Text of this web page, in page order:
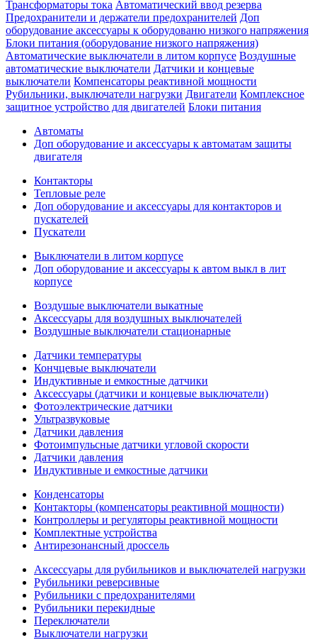
Трансформаторы тока Автоматический ввод резерва
Предохранители и держатели предохранителей Доп
оборудование аксессуары к оборудованю низкого напряжения
Блоки питания (оборудование низкого напряжения)
Автоматические выключатели в литом корпусе Воздушные
автоматические выключатели Датчики и концевые
выключатели Компенсаторы реактивной мощности
Рубильники, выключатели нагрузки Двигатели Комплексное
защитное устройство для двигателей Блоки питания
Автоматы
Доп оборудование и аксессуары к автоматам защиты
двигателя
Контакторы
Тепловые реле
Доп оборудование и аксессуары для контакторов и
пускателей
Пускатели
Выключатели в литом корпусе
Доп оборудование и аксессуары к автом выкл в лит
корпусе
Воздушые выключатели выкатные
Аксессуары для воздушных выключателей
Воздушные выключатели стационарные
Датчики температуры
Кончцевые выключатели
Индуктивные и емкостные датчики
Аксессуары (датчики и концевые выключатели)
Фотоэлектрические датчики
Ультразвуковые
Датчики давления
Фотоимпульсные датчики угловой скорости
Датчики давления
Индуктивные и емкостные датчики
Конденсаторы
Контакторы (компенсаторы реактивной мощности)
Контроллеры и регуляторы реактивной мощности
Комплектные устройства
Антирезонансный дроссель
Аксессуары для рубильников и выключателей нагрузки
Рубильники реверсивные
Рубильники с предохранителями
Рубильники перекидные
Переключатели
Выключатели нагрузки